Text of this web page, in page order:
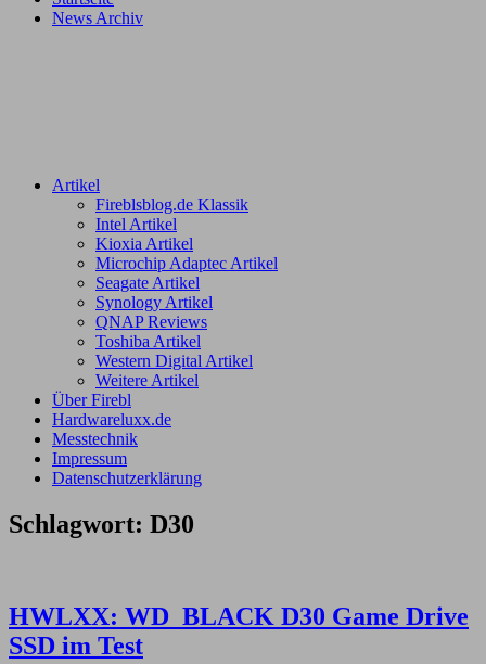
News Archiv
Artikel
Fireblsblog.de Klassik
Intel Artikel
Kioxia Artikel
Microchip Adaptec Artikel
Seagate Artikel
Synology Artikel
QNAP Reviews
Toshiba Artikel
Western Digital Artikel
Weitere Artikel
Über Firebl
Hardwareluxx.de
Messtechnik
Impressum
Datenschutzerklärung
Schlagwort: D30
HWLXX: WD_BLACK D30 Game Drive
SSD im Test